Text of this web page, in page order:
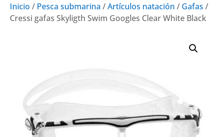
Inicio / Pesca submarina /Artículos natación / Gafas /
Cressi gafas Skyligth Swim Googles Clear White Black